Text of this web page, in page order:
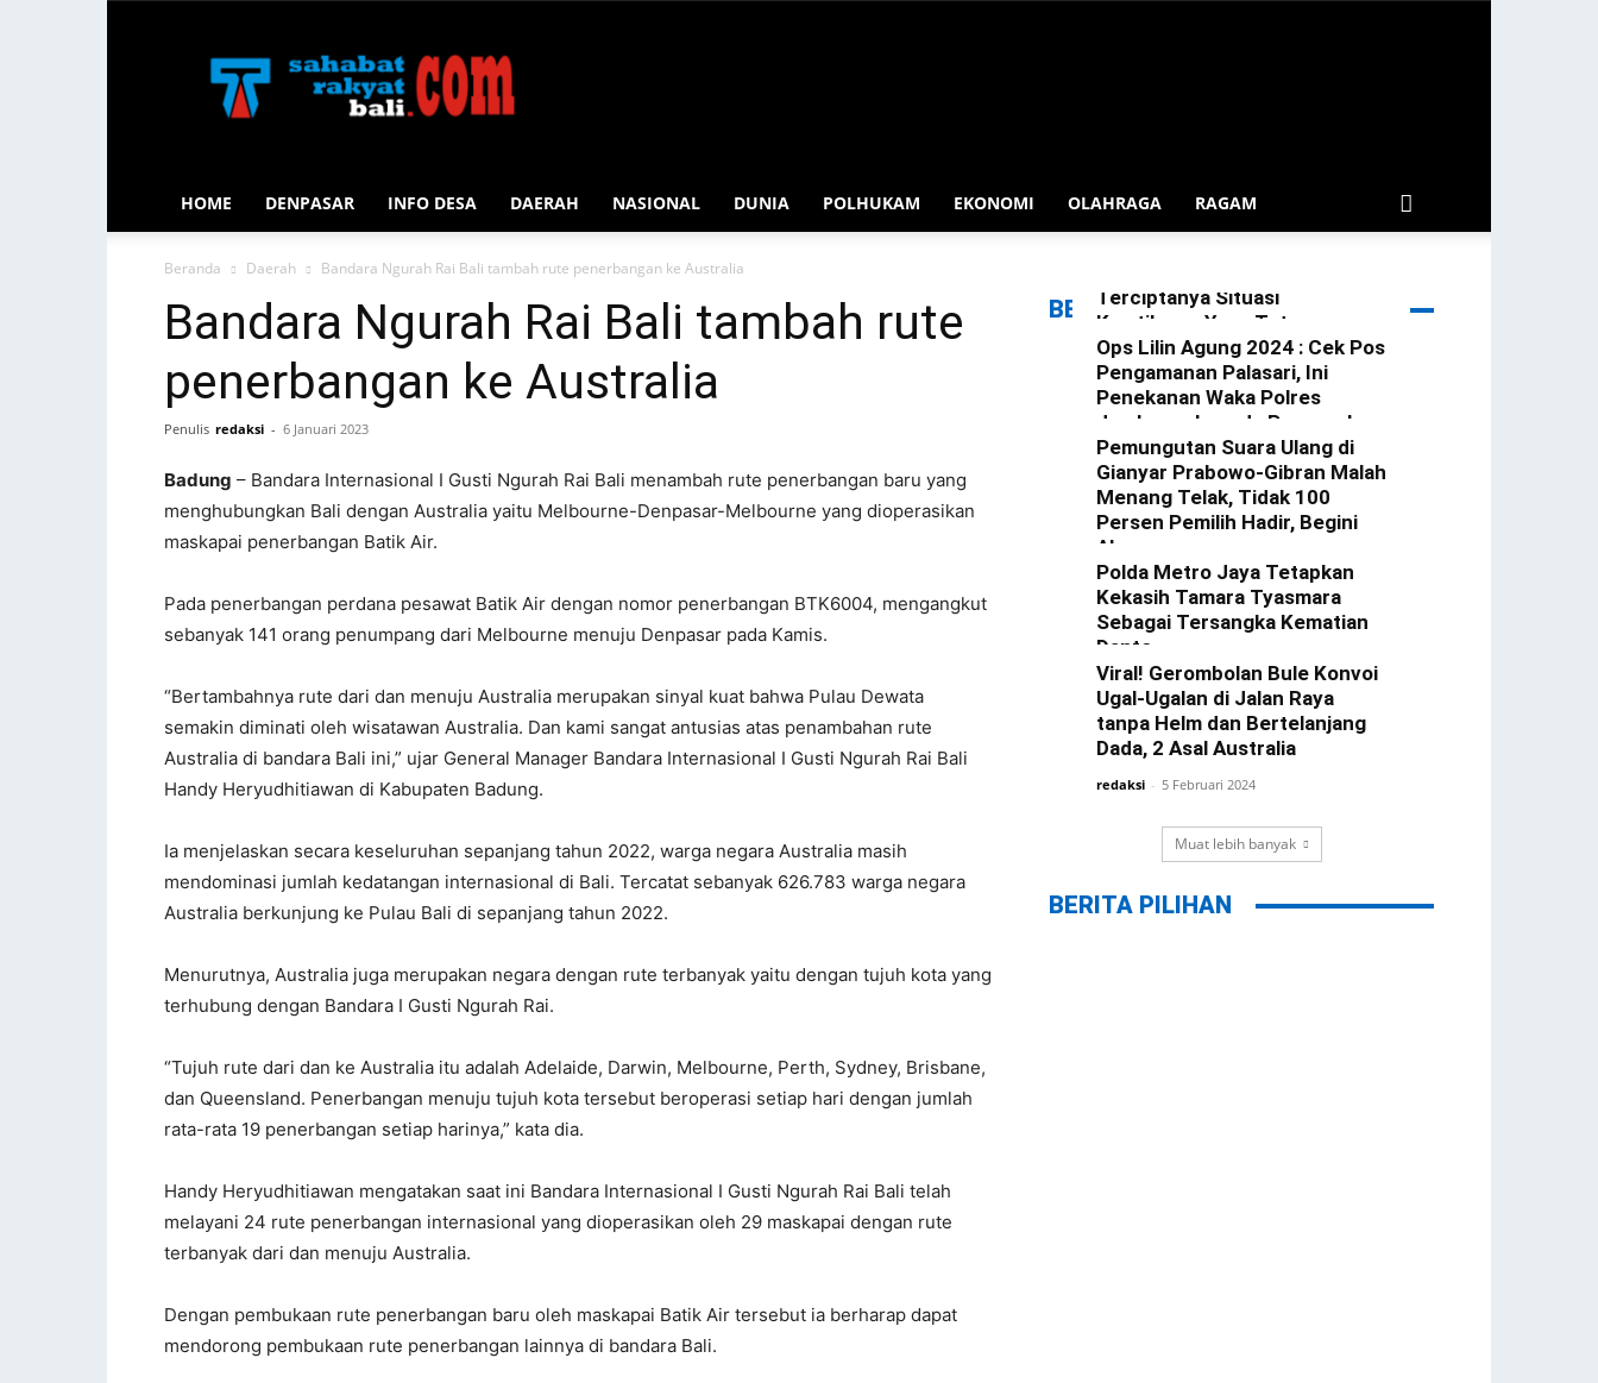
Rakyat
Bali
HOME DENPASAR INFO DESA DAERAH NASIONAL DUNIA POLHUKAM EKONOMI OLAHRAGA RAGAM
Beranda Daerah Bandara Ngurah Rai Bali tambah rute penerbangan ke Australia
Bandara Ngurah Rai Bali tambah rute
penerbangan ke Australia
Penulis redaksi - 6 Januari 2023
Badung – Bandara Internasional I Gusti Ngurah Rai Bali menambah rute penerbangan baru yang
menghubungkan Bali dengan Australia yaitu Melbourne-Denpasar-Melbourne yang dioperasikan
maskapai penerbangan Batik Air.
Pada penerbangan perdana pesawat Batik Air dengan nomor penerbangan BTK6004, mengangkut
sebanyak 141 orang penumpang dari Melbourne menuju Denpasar pada Kamis.
“Bertambahnya rute dari dan menuju Australia merupakan sinyal kuat bahwa Pulau Dewata
semakin diminati oleh wisatawan Australia. Dan kami sangat antusias atas penambahan rute
Australia di bandara Bali ini,” ujar General Manager Bandara Internasional I Gusti Ngurah Rai Bali
Handy Heryudhitiawan di Kabupaten Badung.
Ia menjelaskan secara keseluruhan sepanjang tahun 2022, warga negara Australia masih
mendominasi jumlah kedatangan internasional di Bali. Tercatat sebanyak 626.783 warga negara
Australia berkunjung ke Pulau Bali di sepanjang tahun 2022.
Menurutnya, Australia juga merupakan negara dengan rute terbanyak yaitu dengan tujuh kota yang
terhubung dengan Bandara I Gusti Ngurah Rai.
“Tujuh rute dari dan ke Australia itu adalah Adelaide, Darwin, Melbourne, Perth, Sydney, Brisbane,
dan Queensland. Penerbangan menuju tujuh kota tersebut beroperasi setiap hari dengan jumlah
rata-rata 19 penerbangan setiap harinya,” kata dia.
Handy Heryudhitiawan mengatakan saat ini Bandara Internasional I Gusti Ngurah Rai Bali telah
melayani 24 rute penerbangan internasional yang dioperasikan oleh 29 maskapai dengan rute
terbanyak dari dan menuju Australia.
Dengan pembukaan rute penerbangan baru oleh maskapai Batik Air tersebut ia berharap dapat
mendorong pembukaan rute penerbangan lainnya di bandara Bali.
BERITA TERBARU
Terciptanya Situasi
Kamtibmas Yang Tetap
Kondusif Di Wilkum Gerokgak
redaksi - 3 Januari 2025
Ops Lilin Agung 2024 : Cek Pos
Pengamanan Palasari, Ini
Penekanan Waka Polres
Jembrana kepada Personel
Yang Bertugas
redaksi - 23 Desember 2024
Pemungutan Suara Ulang di
Gianyar Prabowo-Gibran Malah
Menang Telak, Tidak 100
Persen Pemilih Hadir, Begini
Alasannya
redaksi - 22 Februari 2024
Polda Metro Jaya Tetapkan
Kekasih Tamara Tyasmara
Sebagai Tersangka Kematian
Dante
redaksi - 12 Februari 2024
Viral! Gerombolan Bule Konvoi
Ugal-Ugalan di Jalan Raya
tanpa Helm dan Bertelanjang
Dada, 2 Asal Australia
redaksi - 5 Februari 2024
Muat lebih banyak
BERITA PILIHAN